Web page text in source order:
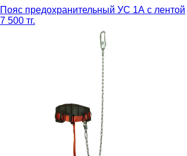
Пояс предохранительный УС 1А с лентой
7 500 тг.